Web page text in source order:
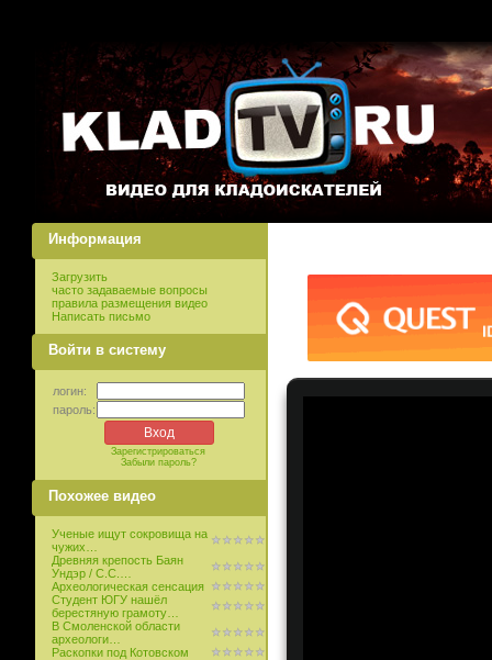
Информация
Загрузить
часто задаваемые вопросы
правила размещения видео
Написать письмо
Войти в систему
логин:
пароль:
Зарегистрироваться
Забыли пароль?
Похожее видео
Ученые ищут сокровища на
чужих…
Древняя крепость Баян
Ундэр / С.С.…
Археологическая сенсация
Студент ЮГУ нашёл
берестяную грамоту…
В Смоленской области
археологи…
Раскопки под Котовском